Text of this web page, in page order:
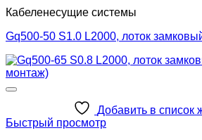
Кабеленесущие системы
Gq500-50 S1.0 L2000, лоток
Добавить в список
Быстрый просмотр